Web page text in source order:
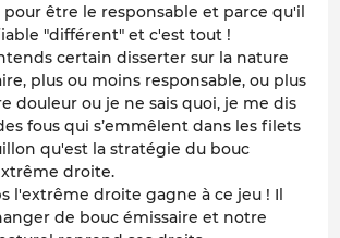
pour être le responsable et parce qu'il
"différent" et c'est tout !
certain disserter sur la nature
plus ou moins responsable, ou plus
douleur ou je ne sais quoi, je me dis
fous qui s’emmêlent dans les filets
qu'est la stratégie du bouc
droite.
l'extrême droite gagne à ce jeu ! Il
de bouc émissaire et notre